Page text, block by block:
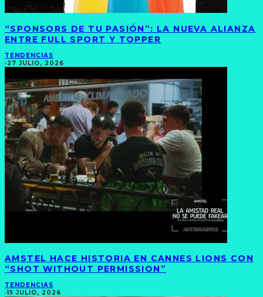
“SPONSORS DE TU PASIÓN”: LA NUEVA ALIANZA
ENTRE FULL SPORT Y TOPPER
TENDENCIAS
·27 JULIO, 2026
AMSTEL HACE HISTORIA EN CANNES LIONS CON
“SHOT WITHOUT PERMISSION”
TENDENCIAS
·15 JULIO, 2026